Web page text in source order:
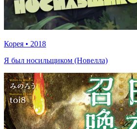
Корея • 2018
Я был носильщиком (Новелла)